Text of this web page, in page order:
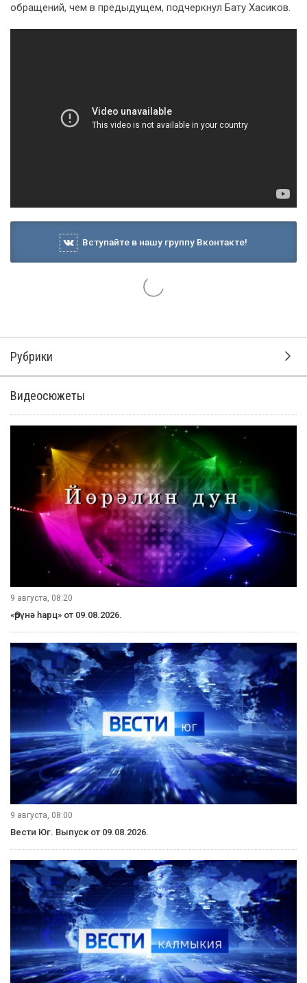
обращений, чем в предыдущем, подчеркнул Бату Хасиков.
Вступайте в нашу группу Вконтакте!
Рубрики
Видеосюжеты
9 августа, 08:20
«Өрүнә һарц» от 09.08.2026.
9 августа, 08:00
Вести Юг. Выпуск от 09.08.2026.